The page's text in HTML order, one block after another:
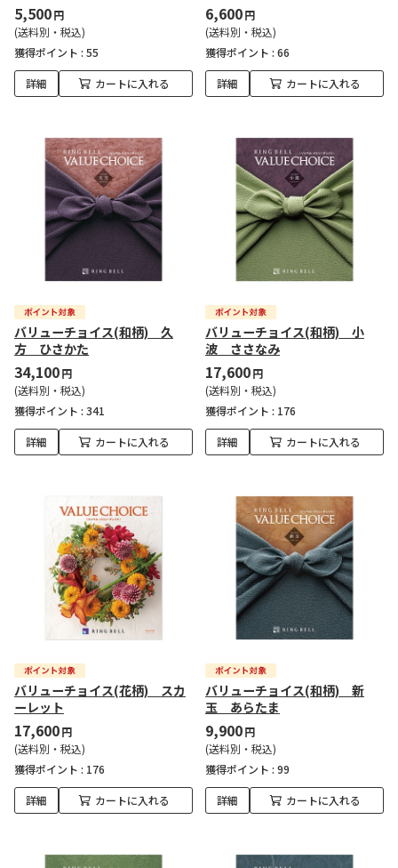
5,500円
(送料別・税込)
獲得ポイント : 55
詳細 カートに入れる
6,600円
(送料別・税込)
獲得ポイント : 66
詳細 カートに入れる
バリューチョイス(和柄) 久
方 ひさかた
34,100円
(送料別・税込)
獲得ポイント : 341
詳細 カートに入れる
バリューチョイス(和柄) 小
波 ささなみ
17,600円
(送料別・税込)
獲得ポイント : 176
詳細 カートに入れる
バリューチョイス(花柄) スカ
ーレット
17,600円
(送料別・税込)
獲得ポイント : 176
詳細 カートに入れる
バリューチョイス(和柄) 新
玉 あらたま
9,900円
(送料別・税込)
獲得ポイント : 99
詳細 カートに入れる